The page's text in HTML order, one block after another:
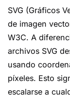
SVG (Gráficos
de imagen
W3C. A
archivos SVG
usando
píxeles. Esto
escalarse a